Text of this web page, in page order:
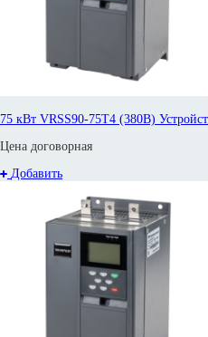
75 кВт VRSS90-75T4 (380В)
Цена договорная
Добавить